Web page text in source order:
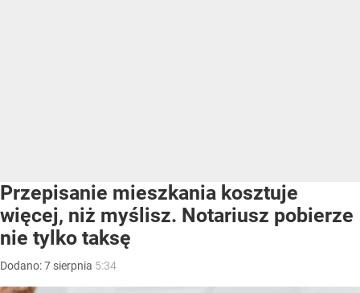
Przepisanie mieszkania kosztuje
więcej, niż myślisz. Notariusz pobierze
nie tylko taksę
Dodano:7 sierpnia 5:34